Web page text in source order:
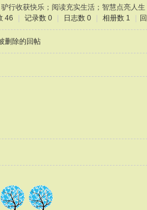
行收获快乐；阅读充实生活；智慧点亮人生
46 记录数 0 日志数 0 相册数 1
删除的回帖